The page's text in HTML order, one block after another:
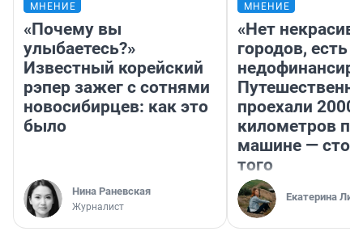
МНЕНИЕ
«Почему вы
улыбаетесь?»
Известный корейский
рэпер зажег с сотнями
новосибирцев: как это
было
Нина Раневская
Журналист
МНЕНИЕ
«Нет
городов, есть
проехали 2000
километров по
машине —
того
Екатерина